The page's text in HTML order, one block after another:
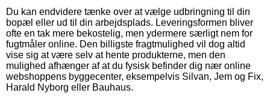
Du kan endvidere tænke over at vælge udbringning til din
bopæl eller ud til din arbejdsplads. Leveringsformen bliver
ofte en tak mere bekostelig, men ydermere særligt nem for
fugtmåler online. Den billigste fragtmulighed vil dog altid
vise sig at være selv at hente produkterne, men den
mulighed afhænger af at du fysisk befinder dig nær online
webshoppens byggecenter, eksempelvis Silvan, Jem og Fix,
Harald Nyborg eller Bauhaus.